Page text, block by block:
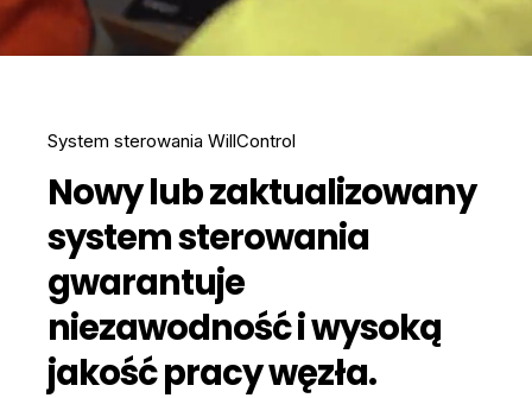
System sterowania WillControl
Nowy lub zaktualizowany
system sterowania
gwarantuje
niezawodność i wysoką
jakość pracy węzła.